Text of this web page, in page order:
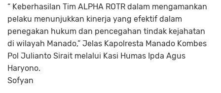
“ Keberhasilan Tim ALPHA ROTR dalam mengamankan
pelaku menunjukkan kinerja yang efektif dalam
penegakan hukum dan pencegahan tindak kejahatan
di wilayah Manado,” Jelas Kapolresta Manado Kombes
Pol Julianto Sirait melalui Kasi Humas Ipda Agus
Haryono.
Sofyan